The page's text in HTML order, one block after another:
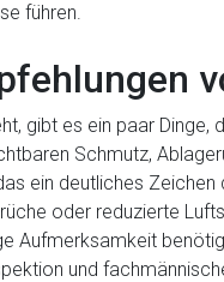
führen.
gibt es ein paar
Schmutz,
ein deutliches
oder reduzierte
Aufmerksamkeit
und